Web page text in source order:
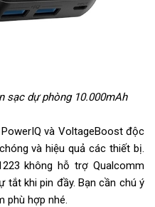
sạc dự phòng 10.000mAh
và VoltageBoost độc
và hiệu quả các thiết bị.
không hỗ trợ Qualcomm
tắt khi pin đầy. Bạn cần chú ý
phù hợp nhé.